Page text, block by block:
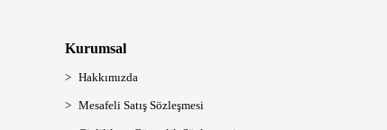
Kurumsal
Hakkımızda
Mesafeli Satış Sözleşmesi